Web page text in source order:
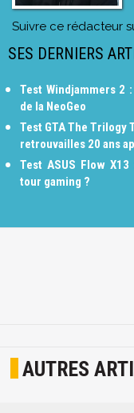
Suivre ce rédacteur
SES DERNIERS
Test Windjammers 2
de la NeoGeo
Test GTA The Trilogy
retrouvailles 20 ans
Test ASUS Flow
tour gaming ?
AUTRES